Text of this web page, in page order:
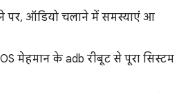
पर, ऑडियो चलाने में समस्याएं आ
मेहमान के adb रीबूट से पूरा सिस्टम